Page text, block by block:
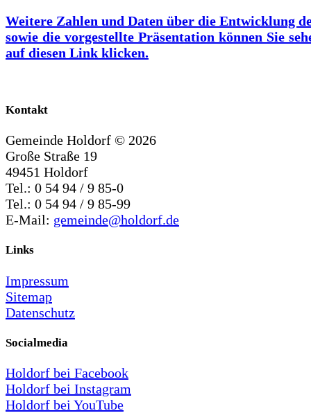
Weitere Zahlen und Daten über die Entwicklung
sowie die vorgestellte Präsentation können Sie
auf diesen Link klicken.
Kontakt
Gemeinde Holdorf © 2026
Große Straße 19
49451 Holdorf
Tel.: 0 54 94 / 9 85-0
Tel.: 0 54 94 / 9 85-99
E-Mail: gemeinde@holdorf.de
Links
Impressum
Sitemap
Datenschutz
Socialmedia
Holdorf bei Facebook
Holdorf bei Instagram
Holdorf bei YouTube